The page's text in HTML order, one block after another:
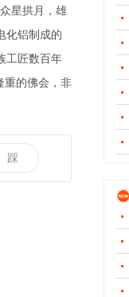
星拱月，雄
化铝制成的
工匠数百年
重的佛会，非
踩